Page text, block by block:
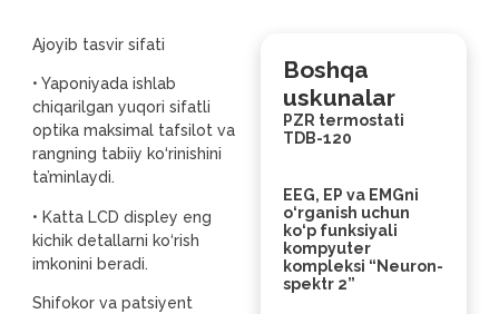
Ajoyib tasvir sifati
• Yaponiyada ishlab
chiqarilgan yuqori sifatli
optika maksimal tafsilot va
rangning tabiiy ko‘rinishini
ta’minlaydi.
• Katta LCD displey eng
kichik detallarni ko‘rish
imkonini beradi.
Shifokor va patsiyent
Boshqa
uskunalar
PZR termostati
TDB-120
EEG, EP va EMGni
o‘rganish uchun
ko‘p funksiyali
kompyuter
kompleksi “Neuron-
spektr 2”